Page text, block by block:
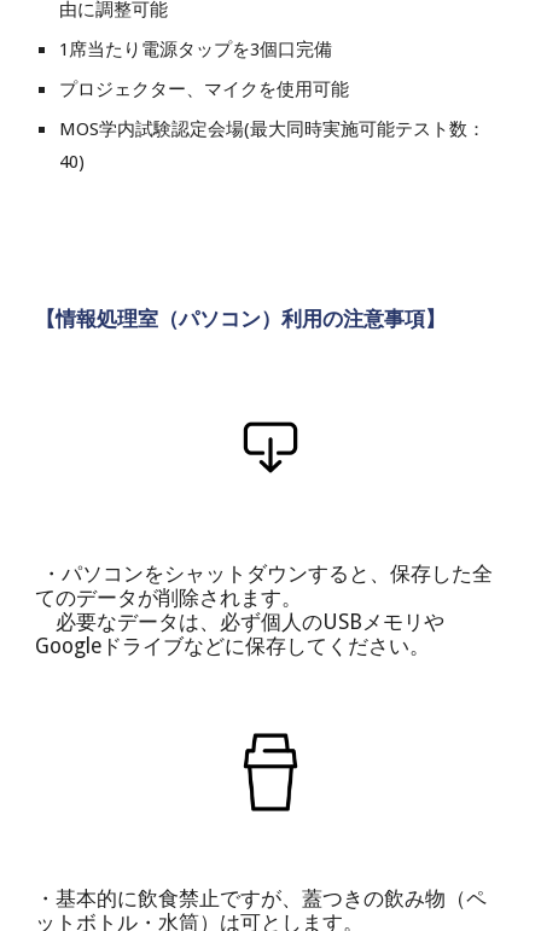
由に調整可能
1席当たり電源タップを3個口完備
プロジェクター、マイクを使用可能
MOS学内試験認定会場(最大同時実施可能テスト数：
40)
【情報処理室（パソコン）利用の注意事項】
・パソコンをシャットダウンすると、保存した全
てのデータが削除されます。
必要なデータは、必ず個人のUSBメモリや
Googleドライブなどに保存してください。
・基本的に飲食禁止ですが、蓋つきの飲み物（ペ
ットボトル・水筒）は可とします。